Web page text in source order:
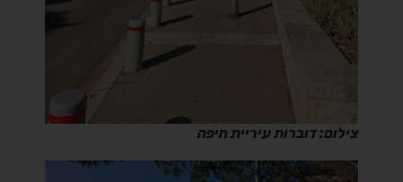
צילום: דוברות עיריית חיפה